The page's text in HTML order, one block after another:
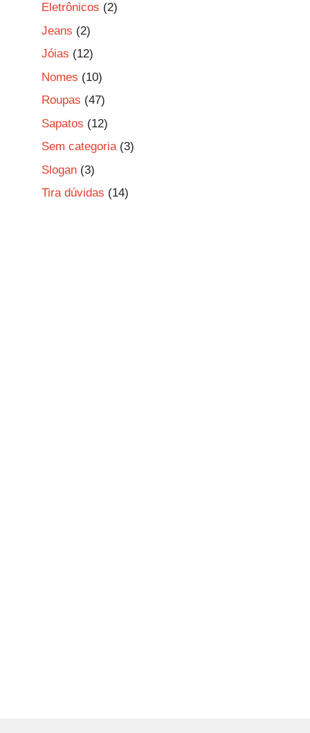
Eletrônicos (2)
Jeans (2)
Jóias (12)
Nomes (10)
Roupas (47)
Sapatos (12)
Sem categoria(3)
Slogan (3)
Tira dúvidas (14)